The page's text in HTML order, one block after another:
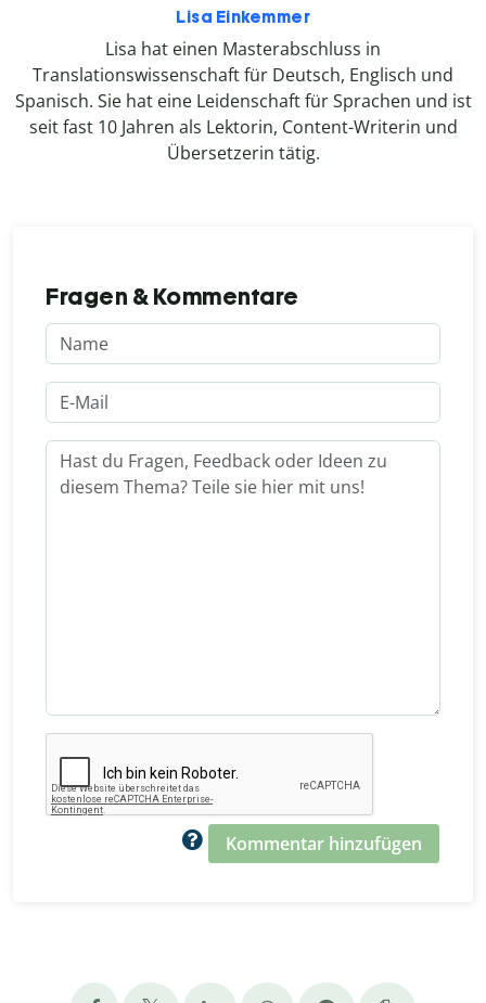
Lisa Einkemmer
Lisa hat einen Masterabschluss in
Translationswissenschaft für Deutsch, Englisch und
Spanisch. Sie hat eine Leidenschaft für Sprachen und ist
seit fast 10 Jahren als Lektorin, Content-Writerin und
Übersetzerin tätig.
Fragen & Kommentare
Kommentar hinzufügen